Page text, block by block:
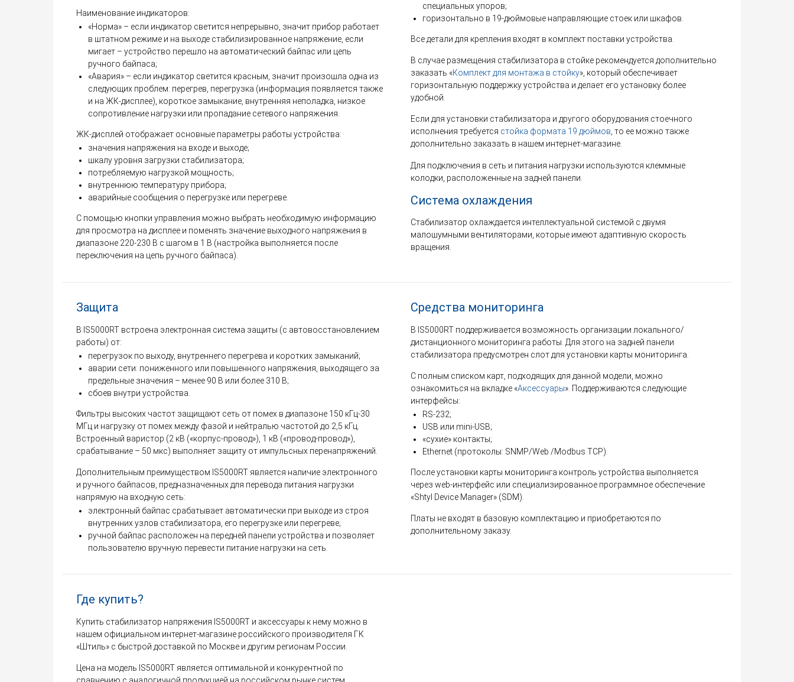
Наименование индикаторов:
«Норма» – если индикатор светится непрерывно, значит прибор работает
в штатном режиме и на выходе стабилизированное напряжение, если
мигает – устройство перешло на автоматический байпас или цепь
ручного байпаса;
«Авария» – если индикатор светится красным, значит произошла одна из
следующих проблем: перегрев, перегрузка (информация появляется также
и на ЖК-дисплее), короткое замыкание, внутренняя неполадка, низкое
сопротивление нагрузки или пропадание сетевого напряжения.
ЖК-дисплей отображает основные параметры работы устройства:
значения напряжения на входе и выходе;
шкалу уровня загрузки стабилизатора;
потребляемую нагрузкой мощность;
внутреннюю температуру прибора;
аварийные сообщения о перегрузке или перегреве.
С помощью кнопки управления можно выбрать необходимую информацию
для просмотра на дисплее и поменять значение выходного напряжения в
диапазоне 220-230 В с шагом в 1 В (настройка выполняется после
переключения на цепь ручного байпаса).
специальных упоров;
горизонтально в 19-дюймовые направляющие стоек или шкафов.
Все детали для крепления входят в комплект поставки устройства.
В случае размещения стабилизатора в стойке рекомендуется дополнительно
заказать «Комплект для монтажа в стойку», который обеспечивает
горизонтальную поддержку устройства и делает его установку более
удобной.
Если для установки стабилизатора и другого оборудования стоечного
исполнения требуется стойка формата 19 дюймов, то ее можно также
дополнительно заказать в нашем интернет-магазине.
Для подключения в сеть и питания нагрузки используются клеммные
колодки, расположенные на задней панели.
Система охлаждения
Стабилизатор охлаждается интеллектуальной системой с двумя
малошумными вентиляторами, которые имеют адаптивную скорость
вращения.
Защита
В IS5000RT встроена электронная система защиты (с автовосстановлением
работы) от:
перегрузок по выходу, внутреннего перегрева и коротких замыканий;
аварии сети: пониженного или повышенного напряжения, выходящего за
предельные значения – менее 90 В или более 310 В;
сбоев внутри устройства.
Фильтры высоких частот защищают сеть от помех в диапазоне 150 кГц-30
МГц и нагрузку от помех между фазой и нейтралью частотой до 2,5 кГц.
Встроенный варистор (2 кВ («корпус-провод»), 1 кВ («провод-провод»),
срабатывание – 50 мкс) выполняет защиту от импульсных перенапряжений.
Дополнительным преимуществом IS5000RT является наличие электронного
и ручного байпасов, предназначенных для перевода питания нагрузки
напрямую на входную сеть:
электронный байпас срабатывает автоматически при выходе из строя
внутренних узлов стабилизатора, его перегрузке или перегреве;
ручной байпас расположен на передней панели устройства и позволяет
пользователю вручную перевести питание нагрузки на сеть.
Средства мониторинга
В IS5000RT поддерживается возможность организации локального/
дистанционного мониторинга работы. Для этого на задней панели
стабилизатора предусмотрен слот для установки карты мониторинга.
С полным списком карт, подходящих для данной модели, можно
ознакомиться на вкладке «Аксессуары». Поддерживаются следующие
интерфейсы:
RS-232;
USB или mini-USB;
«сухие» контакты;
Ethernet (протоколы: SNMP/Web /Modbus TCP).
После установки карты мониторинга контроль устройства выполняется
через web-интерфейс или специализированное программное обеспечение
«Shtyl Device Manager» (SDM).
Платы не входят в базовую комплектацию и приобретаются по
дополнительному заказу.
Где купить?
Купить стабилизатор напряжения IS5000RT и аксессуары к нему можно в
нашем официальном интернет-магазине российского производителя ГК
«Штиль» с быстрой доставкой по Москве и другим регионам России.
Цена на модель IS5000RT является оптимальной и конкурентной по